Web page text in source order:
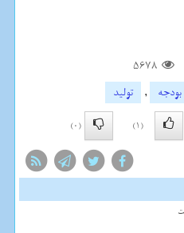
5678
بودجه ,
تولید
(1)
(0)